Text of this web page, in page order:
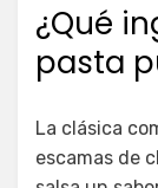
¿Qué
pasta
La clásica
escamas de